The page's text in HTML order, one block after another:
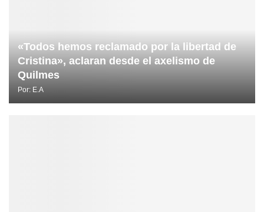
«Todos hemos reclamado por la libertad de
Cristina», aclaran desde el axelismo de
Quilmes
Por: E.A